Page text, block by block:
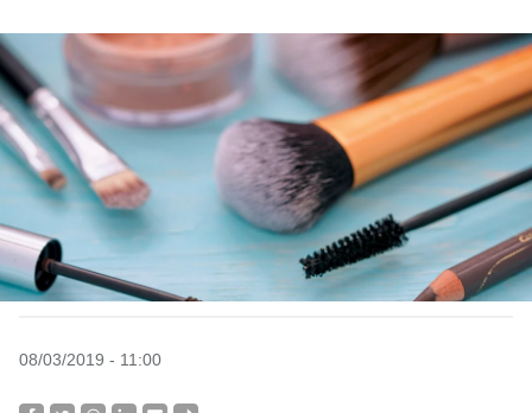
08/03/2019 - 11:00